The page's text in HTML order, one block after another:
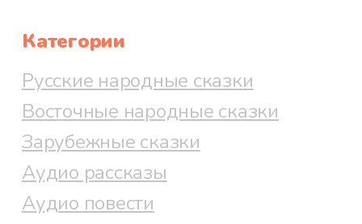
Файл 68
Файл 69
Категории
Русские народные сказки
Восточные народные сказки
Зарубежные сказки
Аудио рассказы
Аудио повести